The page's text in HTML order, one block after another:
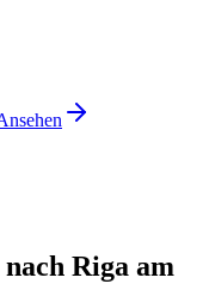
Riga am